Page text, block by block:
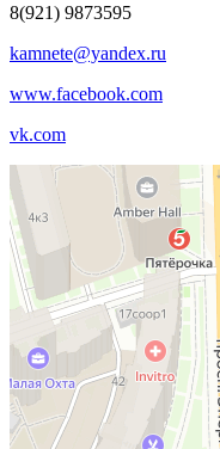
8(921) 9873595
kamnete@yandex.ru
www.facebook.com
vk.com